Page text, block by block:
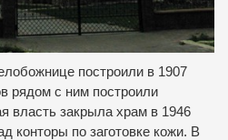
построили в 1907
рядом с ним построили
власть закрыла храм в 1946
конторы по заготовке кожи. В